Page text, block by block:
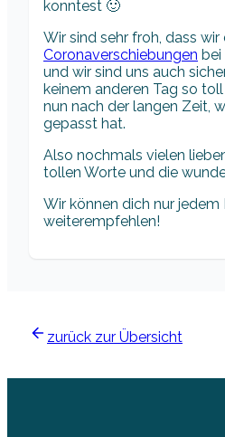
konntest 🙂
Wir sind sehr froh, dass
Coronaverschiebungen
und wir sind uns auch
keinem anderen Tag so
nun nach der langen Zeit,
gepasst hat.
Also nochmals vielen
tollen Worte und die
Wir können dich nur jedem
weiterempfehlen!
zurück zur Übersicht